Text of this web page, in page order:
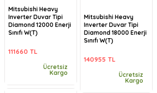
Mitsubishi Heavy
Inverter Duvar Tipi
Diamond 12000 Enerji
Sınıfı W(T)
111660 TL
Ücretsiz
Kargo
Mitsubishi Heavy
Inverter Duvar Tipi
Diamond 18000 Enerji
Sınıfı W(T)
140955 TL
Ücretsiz
Kargo